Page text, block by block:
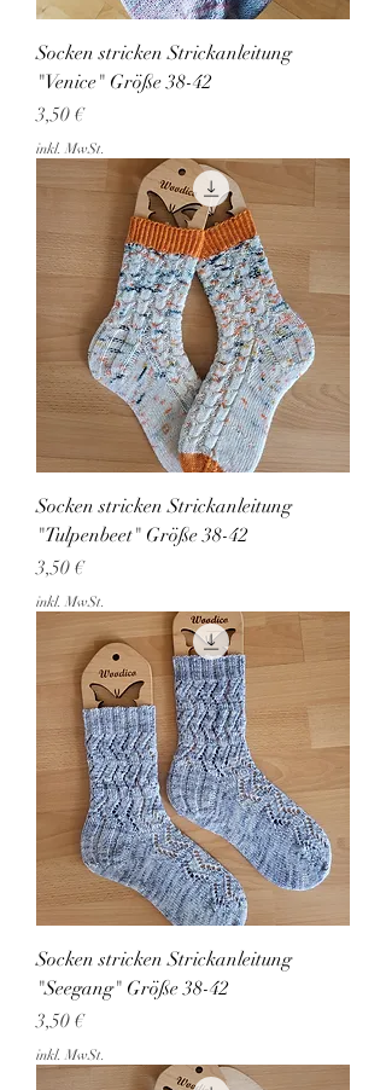
Socken stricken Strickanleitung
"Venice" Größe 38-42
Preis
3,50 €
inkl. MwSt.
Socken stricken Strickanleitung
"Tulpenbeet" Größe 38-42
Preis
3,50 €
inkl. MwSt.
Socken stricken Strickanleitung
"Seegang" Größe 38-42
Preis
3,50 €
inkl. MwSt.